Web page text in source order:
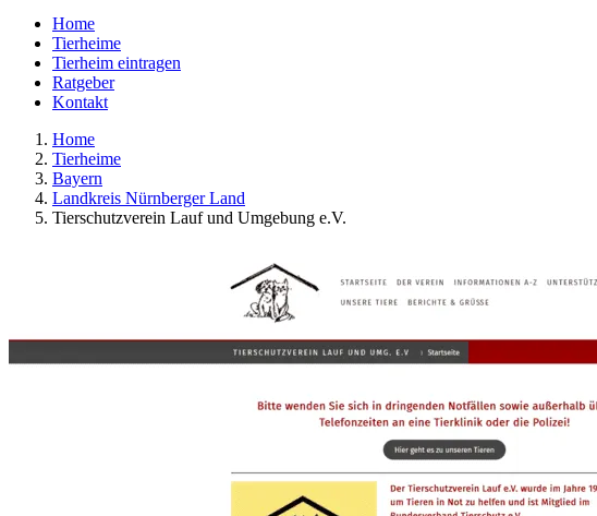
Home
Tierheime
Tierheim eintragen
Ratgeber
Kontakt
Home
Tierheime
Bayern
Landkreis Nürnberger Land
Tierschutzverein Lauf und Umgebung e.V.